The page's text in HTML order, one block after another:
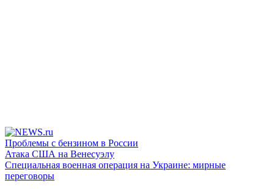
Проблемы с бензином в России
Атака США на Венесуэлу
Специальная военная операция на Украине: мирные
переговоры